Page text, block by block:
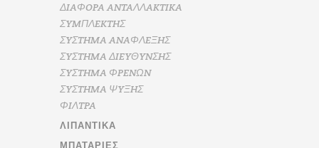
ΔIAΦOPA ANTAΛΛAKTIKA
ΣYMΠΛEKTHΣ
ΣYΣTHMA ANAΦΛEΞHΣ
ΣYΣTHMA ΔIEYΘYNΣHΣ
ΣYΣTHMA ΦPENΩN
ΣYΣTHMA ΨYΞHΣ
ΦIΛTPA
ΛΙΠΑΝΤΙΚΆ
ΜΠΑΤΑΡΊΕΣ